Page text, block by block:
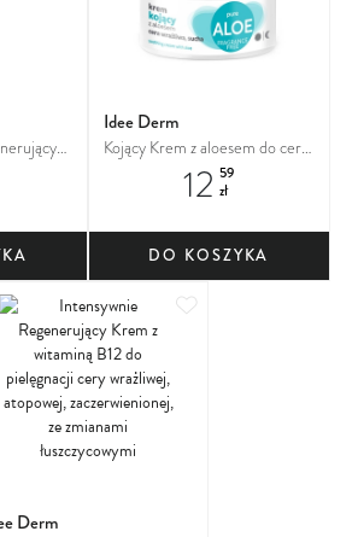
ust,
Idee Derm
Kojący Krem z aloesem do cery
wrażliwej i suchej.
12 59
zł
DO KOSZYKA
Derm